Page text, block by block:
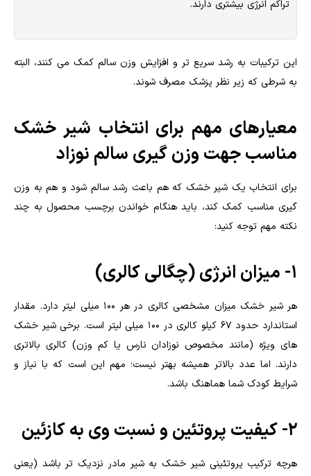
تراکم انرژی بیشتری دارند.
این ترکیبات به رشد سریع تر و افزایش وزن سالم کمک می کنند، البته
به شرطی که زیر نظر پزشک مصرف شوند.
معیارهای مهم برای انتخاب شیر خشک
مناسب جهت وزن گیری سالم نوزاد
برای انتخاب یک شیر خشک که هم باعث رشد سالم شود و هم به وزن
گیری مناسب کمک کند، باید هنگام خواندن برچسب محصول به چند
نکته مهم توجه کنید:
1- میزان انرژی (چگالی کالری)
هر شیر خشک میزان مشخصی کالری در هر 100 میلی لیتر دارد. مقدار
استاندارد حدود 67 کیلو کالری در 100 میلی لیتر است. برخی شیر خشک
های ویژه (مانند مخصوص نوزادان نارس یا کم وزن) کالری بالاتری
دارند. اما عدد بالاتر همیشه بهتر نیست؛ مهم این است که با نیاز و
شرایط کودک شما هماهنگ باشد.
2- کیفیت پروتئین و نسبت وی به کازئین
هرچه ترکیب پروتئینی شیر خشک به شیر مادر نزدیک تر باشد (یعنی